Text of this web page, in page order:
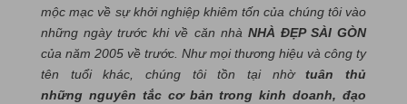
mộc mạc về sự khởi nghiệp khiêm tốn của chúng tôi vào
những ngày trước khi về căn nhà NHÀ ĐẸP SÀI GÒN
của năm 2005 về trước. Như mọi thương hiệu và công ty
tên tuổi khác, chúng tôi tồn tại nhờtuân thủ
những nguyên tắc cơ bản trong kinh doanh, đạo